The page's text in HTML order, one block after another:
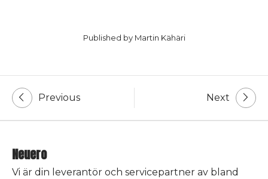
Published by Martin Kähäri
Post
navigation
Previous Next
Neuero
Vi är din leverantör och servicepartner av bland